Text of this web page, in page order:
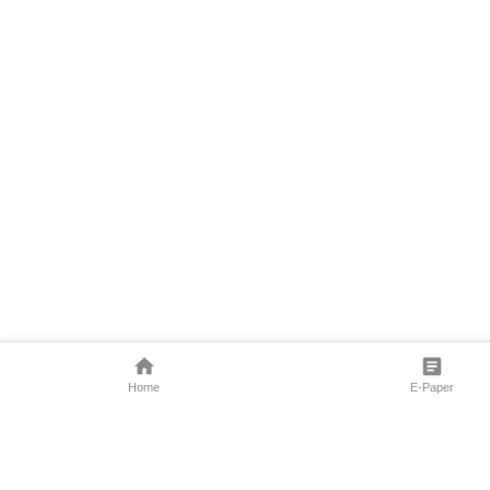
Home E-Paper